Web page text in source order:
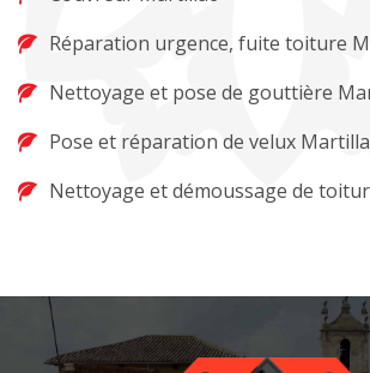
Réparation urgence, fuite toiture
Nettoyage et pose de gouttière
Pose et réparation de velux
Nettoyage et démoussage de